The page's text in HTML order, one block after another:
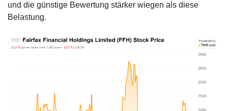
und die günstige Bewertung stärker wiegen als diese
Belastung.